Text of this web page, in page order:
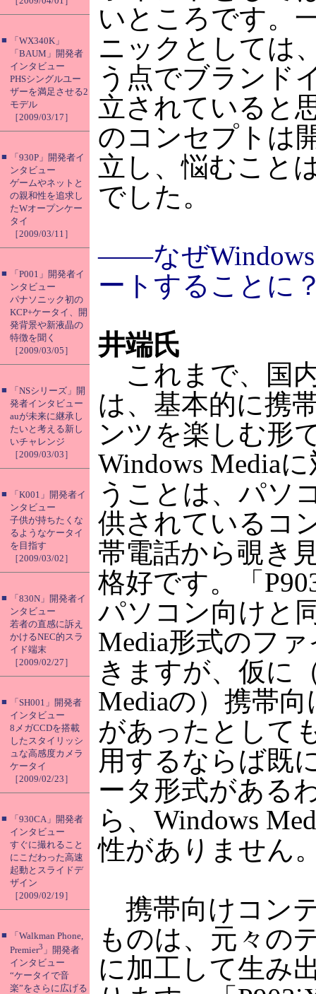
■
「WX340K」
「BAUM」開発者
インタビュー
PHSシングルユー
ザーを満足させる2
モデル
［2009/03/17］
■
「930P」開発者イ
ンタビュー
ゲームやネットと
の親和性を追求し
たWオープンケー
タイ
［2009/03/11］
■
「P001」開発者イ
ンタビュー
パナソニック初の
KCP+ケータイ、開
発背景や新液晶の
特徴を聞く
［2009/03/05］
■
「NSシリーズ」開
発者インタビュー
auが未来に継承し
たいと考える新し
いチャレンジ
［2009/03/03］
■
「K001」開発者イ
ンタビュー
子供が持ちたくな
るようなケータイ
を目指す
［2009/03/02］
■
「830N」開発者イ
ンタビュー
若者の直感に訴え
かけるNEC的スラ
イド端末
［2009/02/27］
■
「SH001」開発者
インタビュー
8メガCCDを搭載
したスタイリッシ
ュな高感度カメラ
ケータイ
［2009/02/23］
■
「930CA」開発者
インタビュー
すぐに撮れること
にこだわった高速
起動とスライドデ
ザイン
［2009/02/19］
■
「Walkman Phone,
Premier3 」開発者
インタビュー
“ケータイで音
楽”をさらに広げる
いところです。
ニックとしては
う点でブランド
立されていると
のコンセプトは
立し、悩むこと
でした。
――なぜWindows
ートすることに
井端氏
これまで、国
は、基本的に携
ンツを楽しむ形
Windows Media
うことは、パソ
供されているコ
帯電話から覗き
格好です。「
パソコン向けと
Media形式のフ
きますが、仮に
Mediaの）携帯
があったとして
用するならば既
ータ形式がある
ら、Windows
性がありません
携帯向けコン
ものは、元々の
に加工して生み